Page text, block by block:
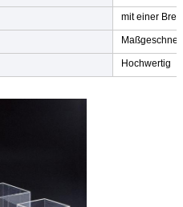
mit einer
Hochwertig